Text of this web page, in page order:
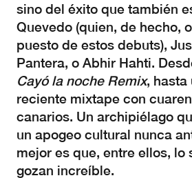
sino del éxito que también
Quevedo (quien, de hecho,
puesto de estos debuts),
Pantera, o Abhir Hahti.
Cayó la noche Remix, hasta
reciente mixtape con
canarios. Un archipiélago
un apogeo cultural nunca
mejor es que, entre ellos, lo
gozan increíble.